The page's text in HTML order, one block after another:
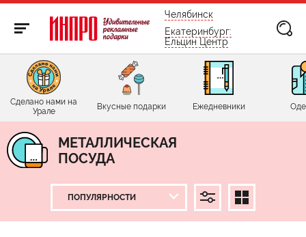
бесплатно по России
Челябинск
Екатеринбург:
Ельцин Центр
Сделано нами на
Урале
Вкусные подарки Ежедневники
МЕТАЛЛИЧЕСКАЯ
ПОСУДА